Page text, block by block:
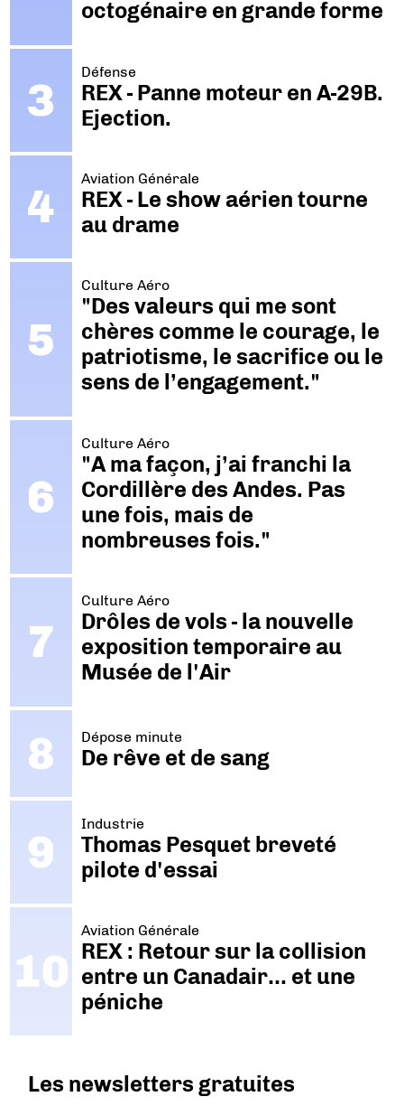
octogénaire en grande forme
Défense
REX - Panne moteur en A-29B.
Ejection.
Aviation Générale
REX - Le show aérien tourne
au drame
Culture Aéro
"Des valeurs qui me sont
chères comme le courage, le
patriotisme, le sacrifice ou le
sens de l’engagement."
Culture Aéro
"A ma façon, j’ai franchi la
Cordillère des Andes. Pas
une fois, mais de
nombreuses fois."
Culture Aéro
Drôles de vols - la nouvelle
exposition temporaire au
Musée de l'Air
Dépose minute
De rêve et de sang
Industrie
Thomas Pesquet breveté
pilote d'essai
Aviation Générale
REX : Retour sur la collision
entre un Canadair… et une
péniche
Les newsletters gratuites